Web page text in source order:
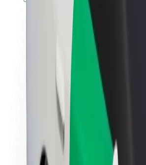
Apie „Bolt“
„Bolt“ tvarumo politika
Projektas „Zero“
Tinklaraštis
Naujienų centras
Prekių ženklo gairės
Investuotojams
Vadovybė